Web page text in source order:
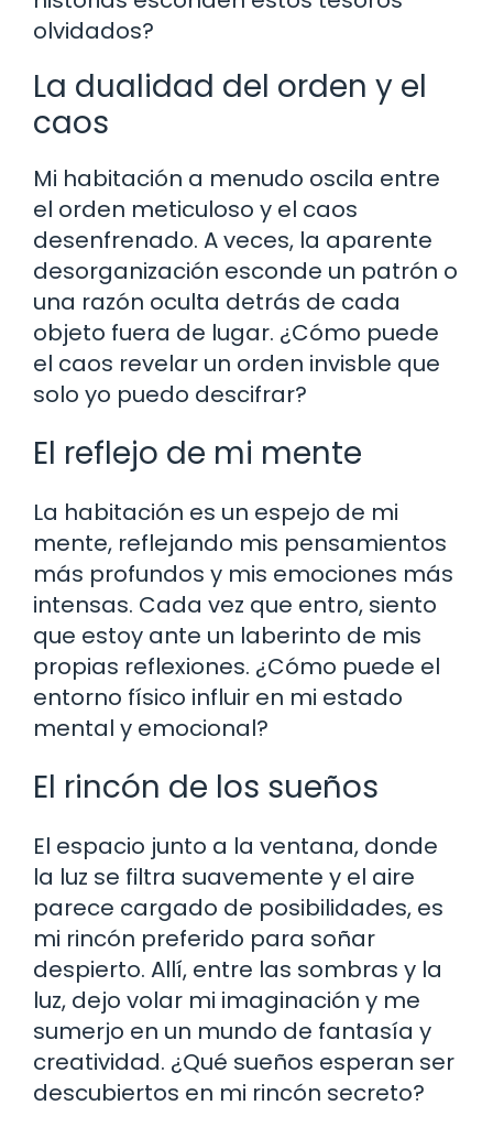
olvidados?
La dualidad del orden y el
caos
Mi habitación a menudo oscila entre
el orden meticuloso y el caos
desenfrenado. A veces, la aparente
desorganización esconde un patrón o
una razón oculta detrás de cada
objeto fuera de lugar. ¿Cómo puede
el caos revelar un orden invisble que
solo yo puedo descifrar?
El reflejo de mi mente
La habitación es un espejo de mi
mente, reflejando mis pensamientos
más profundos y mis emociones más
intensas. Cada vez que entro, siento
que estoy ante un laberinto de mis
propias reflexiones. ¿Cómo puede el
entorno físico influir en mi estado
mental y emocional?
El rincón de los sueños
El espacio junto a la ventana, donde
la luz se filtra suavemente y el aire
parece cargado de posibilidades, es
mi rincón preferido para soñar
despierto. Allí, entre las sombras y la
luz, dejo volar mi imaginación y me
sumerjo en un mundo de fantasía y
creatividad. ¿Qué sueños esperan ser
descubiertos en mi rincón secreto?